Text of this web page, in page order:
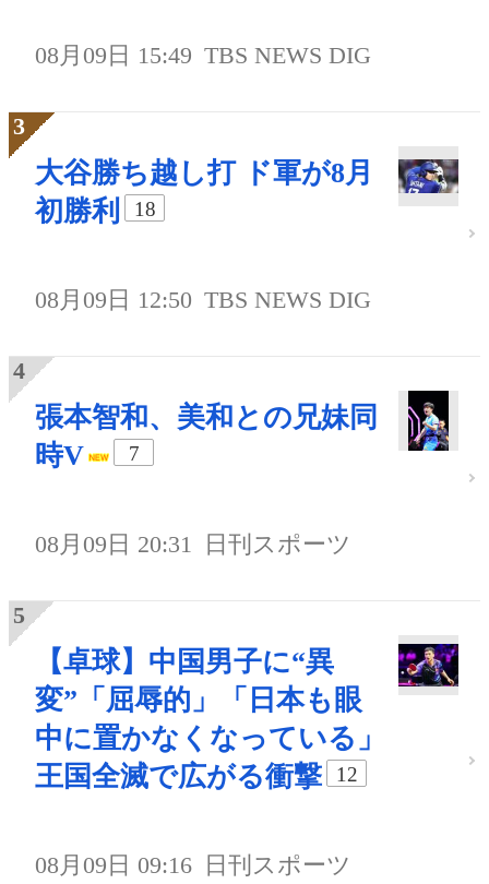
08月09日 15:49 TBS NEWS DIG
大谷勝ち越し打 ド軍が8月
初勝利
18
08月09日 12:50 TBS NEWS DIG
張本智和、美和との兄妹同
時V
7
08月09日 20:31 日刊スポーツ
【卓球】中国男子に“異
変”「屈辱的」「日本も眼
中に置かなくなっている」
王国全滅で広がる衝撃
12
08月09日 09:16 日刊スポーツ